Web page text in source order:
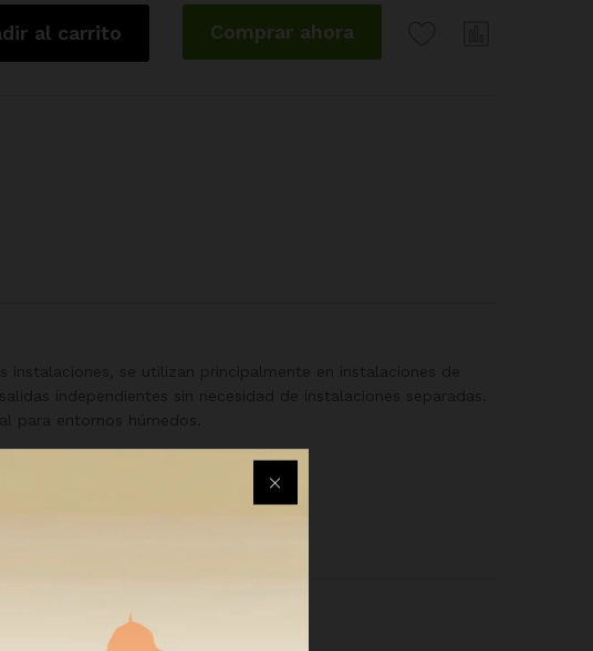
al carrito Comprar ahora